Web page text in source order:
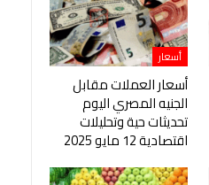
أسعار
أسعار العملات مقابل
الجنيه المصري اليوم
تحديثات حية وتحليلات
اقتصادية 12 مايو 2025